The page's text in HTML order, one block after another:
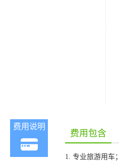
费用说明
费用包含
1. 专业旅游用车；